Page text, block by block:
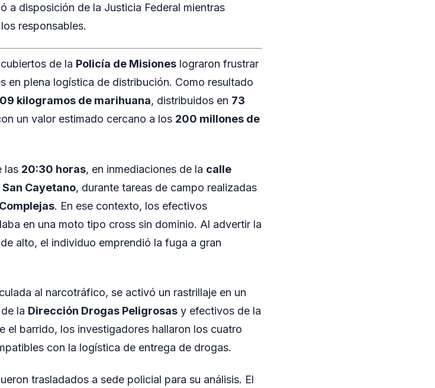
a disposición de la Justicia Federal mientras
responsables.
de la Policía de Misiones lograron frustrar
en plena logística de distribución. Como resultado
kilogramos de marihuana, distribuidos en 73
un valor estimado cercano a los 200 millones de
las 20:30 horas, en inmediaciones de la calle
Cayetano, durante tareas de campo realizadas
. En ese contexto, los efectivos
en una moto tipo cross sin dominio. Al advertir la
alto, el individuo emprendió la fuga a gran
al narcotráfico, se activó un rastrillaje en un
la Dirección Drogas Peligrosas y efectivos de la
el barrido, los investigadores hallaron los cuatro
con la logística de entrega de drogas.
trasladados a sede policial para su análisis. El